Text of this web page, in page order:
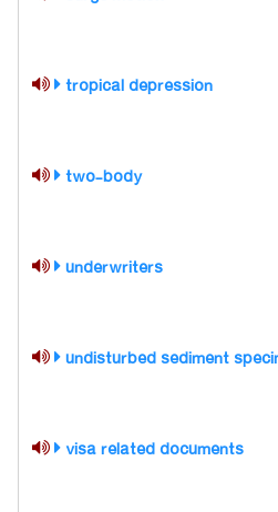
tropical depression
two-body
underwriters
undisturbed sediment
visa related documents